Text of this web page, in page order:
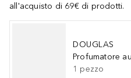
all'acquisto di 69€ di prodotti.
DOUGLAS
Profumatore
1 pezzo